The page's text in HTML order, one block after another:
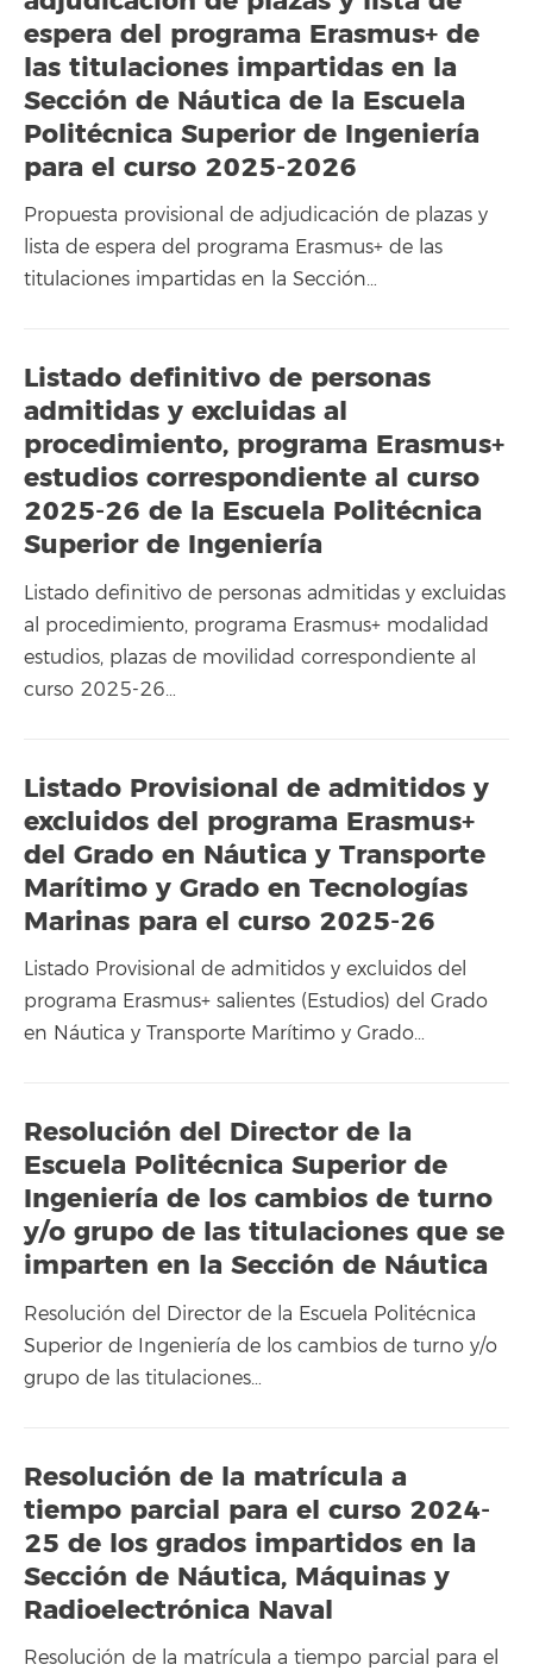
espera del programa Erasmus+ de
las titulaciones impartidas en la
Sección de Náutica de la Escuela
Politécnica Superior de Ingeniería
para el curso 2025-2026
Propuesta provisional de adjudicación de plazas y
lista de espera del programa Erasmus+ de las
titulaciones impartidas en la Sección…
Listado definitivo de personas
admitidas y excluidas al
procedimiento, programa Erasmus+
estudios correspondiente al curso
2025-26 de la Escuela Politécnica
Superior de Ingeniería
Listado definitivo de personas admitidas y excluidas
al procedimiento, programa Erasmus+ modalidad
estudios, plazas de movilidad correspondiente al
curso 2025-26…
Listado Provisional de admitidos y
excluidos del programa Erasmus+
del Grado en Náutica y Transporte
Marítimo y Grado en Tecnologías
Marinas para el curso 2025-26
Listado Provisional de admitidos y excluidos del
programa Erasmus+ salientes (Estudios) del Grado
en Náutica y Transporte Marítimo y Grado…
Resolución del Director de la
Escuela Politécnica Superior de
Ingeniería de los cambios de turno
y/o grupo de las titulaciones que se
imparten en la Sección de Náutica
Resolución del Director de la Escuela Politécnica
Superior de Ingeniería de los cambios de turno y/o
grupo de las titulaciones…
Resolución de la matrícula a
tiempo parcial para el curso 2024-
25 de los grados impartidos en la
Sección de Náutica, Máquinas y
Radioelectrónica Naval
Resolución de la matrícula a tiempo parcial para el